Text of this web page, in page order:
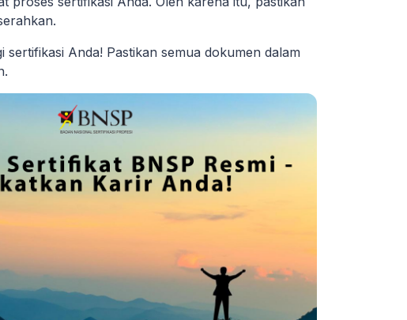
Anda! Pastikan semua dokumen dalam